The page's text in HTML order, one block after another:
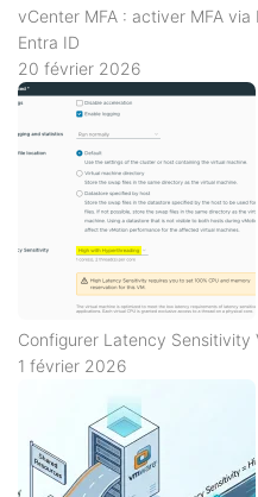
vCenter MFA : activer MFA
Entra ID
20 février 2026
Configurer Latency Sensitivity
1 février 2026